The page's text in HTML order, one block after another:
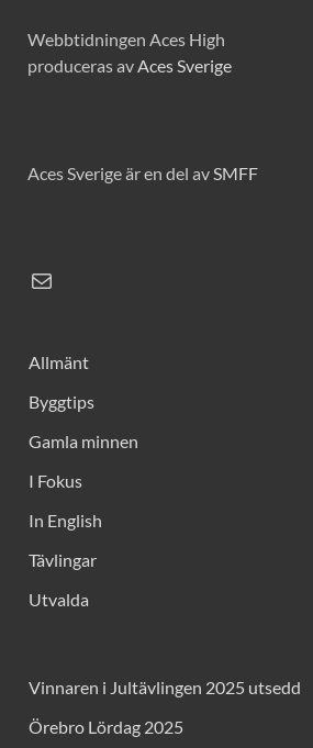
Webbtidningen Aces High
produceras avAces Sverige
Aces Sverige är en del avSMFF
Allmänt
Byggtips
Gamla minnen
I Fokus
In English
Tävlingar
Utvalda
Vinnaren i Jultävlingen 2025 utsedd
Örebro Lördag 2025